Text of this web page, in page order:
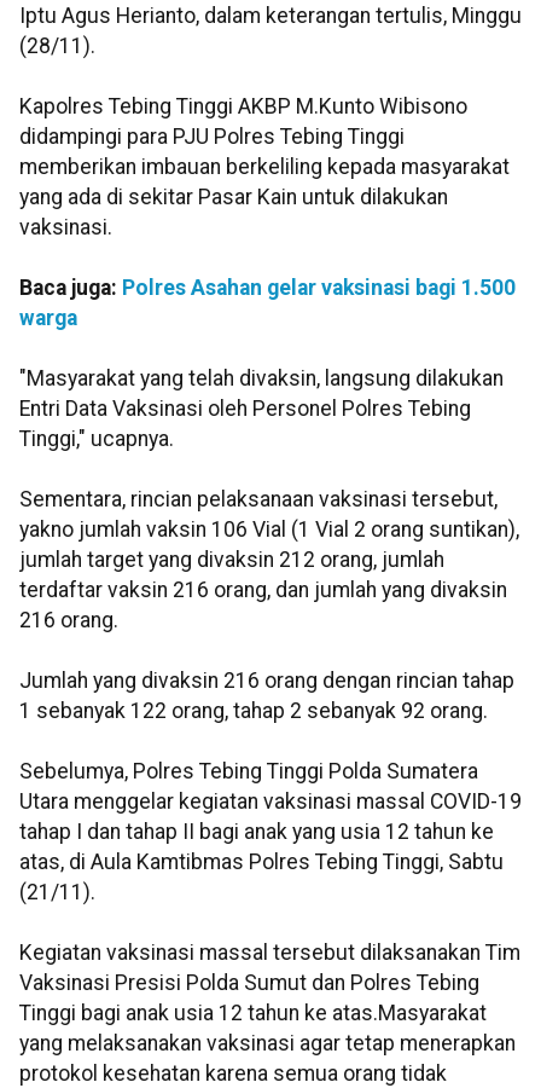
Iptu Agus Herianto, dalam keterangan tertulis, Minggu
(28/11).
Kapolres Tebing Tinggi AKBP M.Kunto Wibisono
didampingi para PJU Polres Tebing Tinggi
memberikan imbauan berkeliling kepada masyarakat
yang ada di sekitar Pasar Kain untuk dilakukan
vaksinasi.
Baca juga: Polres Asahan gelar vaksinasi bagi 1.500
warga
"Masyarakat yang telah divaksin, langsung dilakukan
Entri Data Vaksinasi oleh Personel Polres Tebing
Tinggi," ucapnya.
Sementara, rincian pelaksanaan vaksinasi tersebut,
yakno jumlah vaksin 106 Vial (1 Vial 2 orang suntikan),
jumlah target yang divaksin 212 orang, jumlah
terdaftar vaksin 216 orang, dan jumlah yang divaksin
216 orang.
Jumlah yang divaksin 216 orang dengan rincian tahap
1 sebanyak 122 orang, tahap 2 sebanyak 92 orang.
Sebelumya, Polres Tebing Tinggi Polda Sumatera
Utara menggelar kegiatan vaksinasi massal COVID-19
tahap I dan tahap II bagi anak yang usia 12 tahun ke
atas, di Aula Kamtibmas Polres Tebing Tinggi, Sabtu
(21/11).
Kegiatan vaksinasi massal tersebut dilaksanakan Tim
Vaksinasi Presisi Polda Sumut dan Polres Tebing
Tinggi bagi anak usia 12 tahun ke atas.Masyarakat
yang melaksanakan vaksinasi agar tetap menerapkan
protokol kesehatan karena semua orang tidak